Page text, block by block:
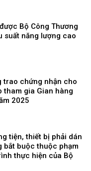
Bộ Công Thương
suất năng lượng cao
trao chứng nhận cho
tham gia Gian hàng
2025
tiện, thiết bị phải dán
bắt buộc thuộc phạm
thực hiện của Bộ